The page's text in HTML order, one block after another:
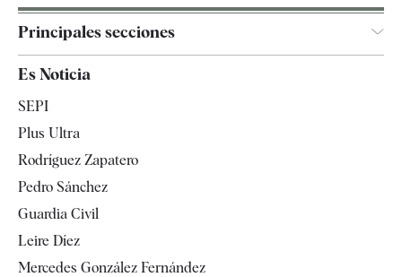
Principales secciones
Televisión
Es Noticia
SEPI
Plus Ultra
Rodríguez Zapatero
Pedro Sánchez
Guardia Civil
Leire Díez
Mercedes González Fernández